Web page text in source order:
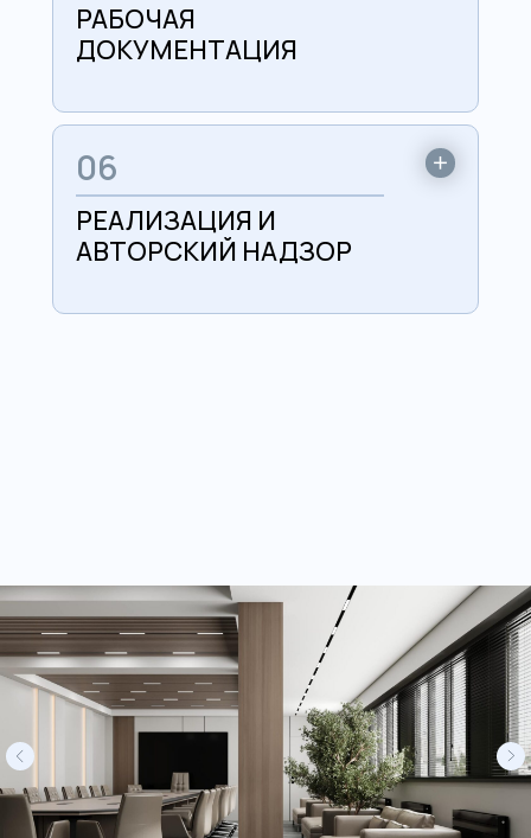
06
РЕАЛИЗАЦИЯ И
АВТОРСКИЙ НАДЗОР
РАБОЧАЯ
ДОКУМЕНТАЦИЯ